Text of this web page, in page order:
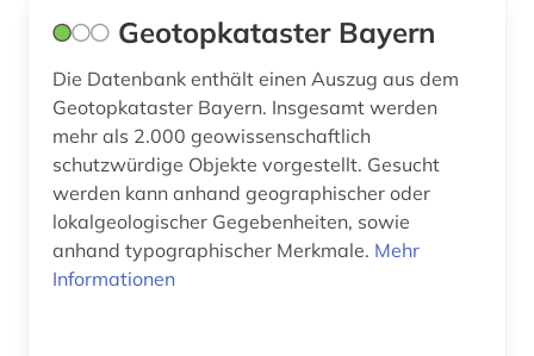
Geotopkataster Bayern
Die Datenbank enthält einen Auszug aus dem
Geotopkataster Bayern. Insgesamt werden
mehr als 2.000 geowissenschaftlich
schutzwürdige Objekte vorgestellt. Gesucht
werden kann anhand geographischer oder
lokalgeologischer Gegebenheiten, sowie
anhand typographischer Merkmale. Mehr
Informationen